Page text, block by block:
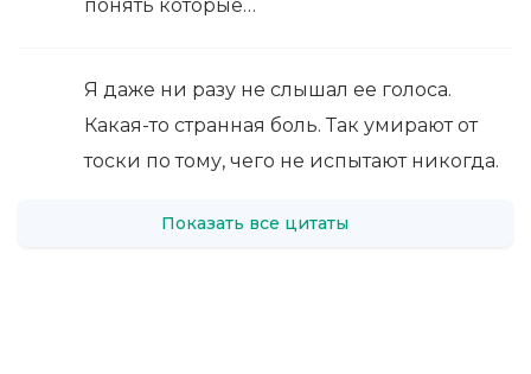
понять которые…
Я даже ни разу не слышал ее голоса.
Какая-то странная боль. Так умирают от
тоски по тому, чего не испытают никогда.
Показать все цитаты